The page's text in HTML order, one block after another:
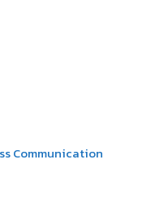
Communication